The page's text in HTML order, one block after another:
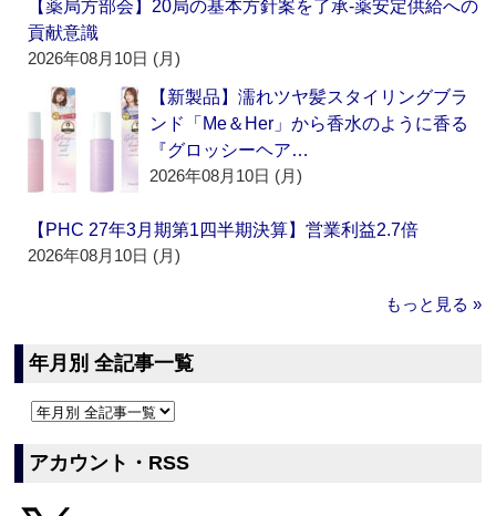
【薬局方部会】20局の基本方針案を了承‐薬安定供給への
貢献意識
2026年08月10日 (月)
【新製品】濡れツヤ髪スタイリングブラ
ンド「Me＆Her」から香水のように香る
『グロッシーヘア…
2026年08月10日 (月)
【PHC 27年3月期第1四半期決算】営業利益2.7倍
2026年08月10日 (月)
もっと見る »
年月別 全記事一覧
アカウント・RSS